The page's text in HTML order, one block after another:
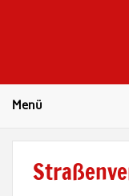
Menü